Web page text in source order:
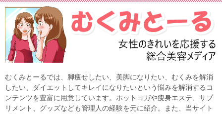
むくみとーるでは、脚痩せしたい、美脚になりたい、むくみを解消
したい、ダイエットしてキレイになりたいという悩みを解消するコ
ンテンツを豊富に用意しています。ホットヨガや痩身エステ、サプ
リメント、グッズなども管理人の経験を元に紹介。また、当サイト